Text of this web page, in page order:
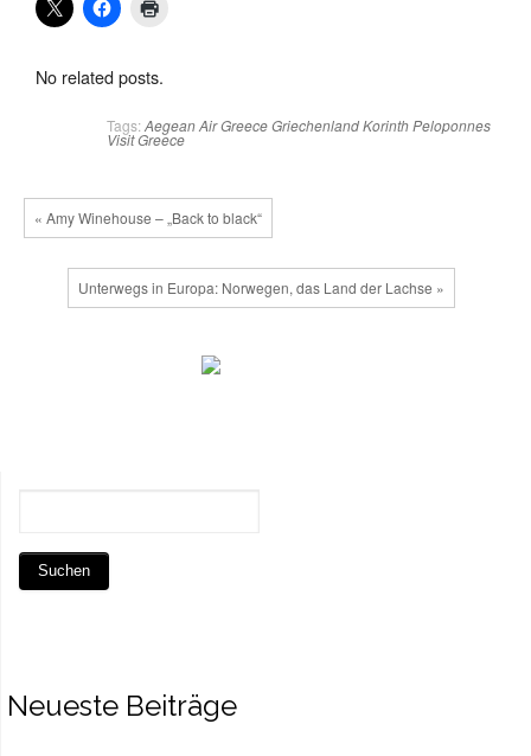
No related posts.
Tags: Aegean AirGreeceGriechenlandKorinthPeloponnes
Visit Greece
« Amy Winehouse – „Back to black“
Unterwegs in Europa: Norwegen, das Land der Lachse »
Neueste Beiträge